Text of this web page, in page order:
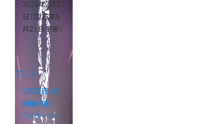
2025年2月3
日 （2025年5
月21日 更新）
プレス
5月22日(木)
開催決定！
「カラーミー